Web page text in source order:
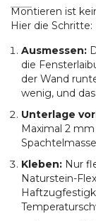
Montieren ist
Hier die Schritte:
Ausmessen:
die
der Wand
wenig, und
Unterlage
Maximal 2
Kleben: Nur
Naturstein-